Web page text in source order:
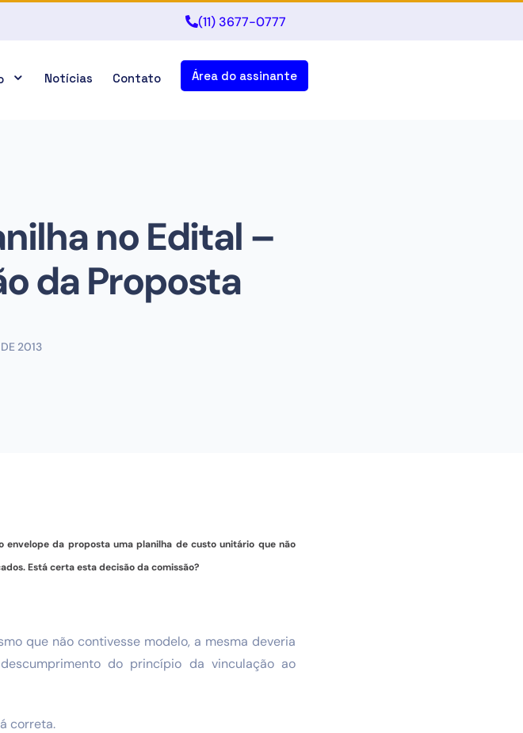
(11) 3677-0777
Notícias Contato Área do assinante
no Edital –
da Proposta
2013
da proposta uma planilha de custo unitário que não
Está certa esta decisão da comissão?
que não contivesse modelo, a mesma deveria
do princípio da vinculação ao
correta.